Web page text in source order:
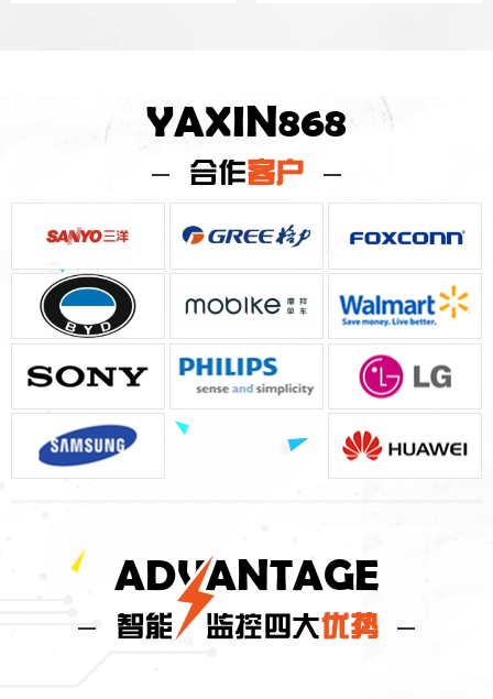
YAXIN868
合作客户
ADVANTAGE
智能 监控四大优势